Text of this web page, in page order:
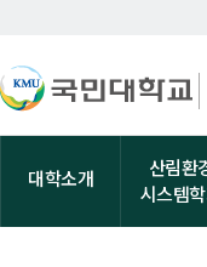
대학소개
산림환
시스템